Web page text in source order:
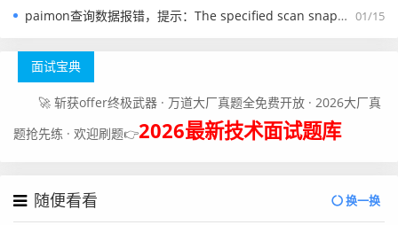
01/15
paimon查询数据报错，提示：The specified scan snapshotId 15845 is out of available snapshotId range [17875, 178
面试宝典
🚀 斩获offer终极武器 · 万道大厂真题全免费开放 · 2026大厂真
题抢先练 · 欢迎刷题👉2026最新技术面试题库
随便看看 换一换